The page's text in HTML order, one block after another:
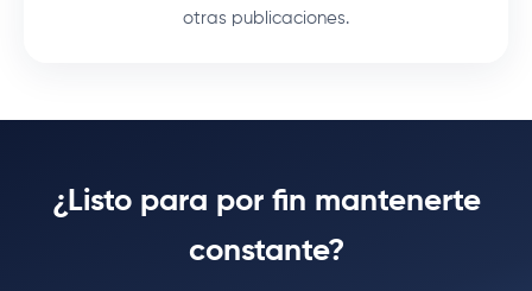
otras publicaciones.
¿Listo para por fin mantenerte
constante?